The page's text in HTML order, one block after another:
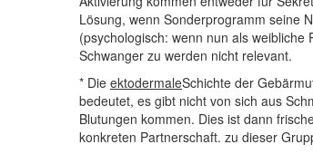
Lösung, wenn Sonderprogramm seine
(psychologisch: wenn nun als
Schwanger zu werden nicht relevant.
* Die ektodermaleSchichte der
bedeutet, es gibt nicht von sich aus
Blutungen kommen. Dies ist dann
konkreten Partnerschaft. zu dieser